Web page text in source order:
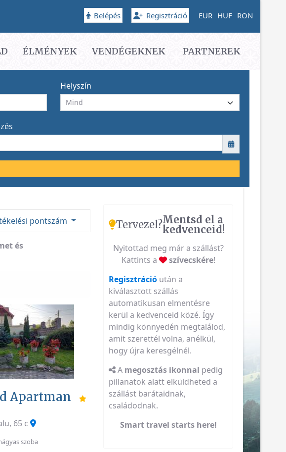
Belépés Regisztráció EUR HUF RON
ÉLMÉNYEK VENDÉGEKNEK PARTNEREK
Helyszín
pontszám
és
Apartman
65 c
szoba
Tervezel?Mentsd el a
kedvenceid!
Nyitottad meg már a szállást?
Kattints a
szívecskére!
Regisztráció után a
kiválasztott szállás
automatikusan elmentésre
kerül a kedvenceid közé. Így
mindig könnyedén megtalálod,
amit szerettél volna, anélkül,
hogy újra keresgélnél.
A megosztás ikonnal pedig
pillanatok alatt elküldheted a
szállást barátaidnak,
családodnak.
Smart travel starts here!